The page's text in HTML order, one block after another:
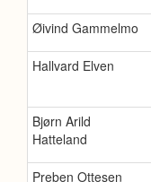
Øivind Gammelmo
Hallvard Elven
Bjørn Arild
Hatteland
Preben Ottesen